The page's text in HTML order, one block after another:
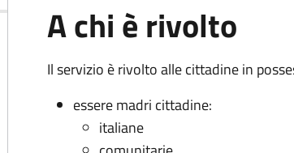
A chi è rivolto
Il servizio è rivolto alle cittadine in
essere madri cittadine:
italiane